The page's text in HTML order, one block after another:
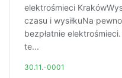
elektrośmieci
czasu i wysiłkuNa
bezpłatnie
te...
30.11.-0001